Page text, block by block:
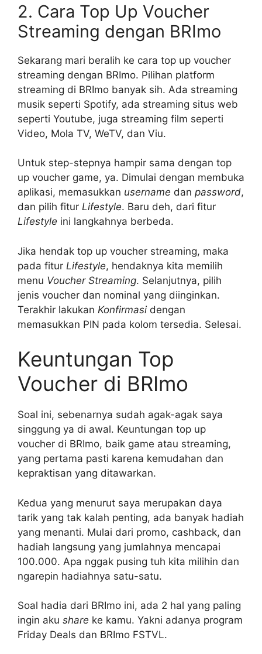
2. Cara Top Up Voucher
Streaming dengan BRImo
Sekarang mari beralih ke cara top up voucher
streaming dengan BRImo. Pilihan platform
streaming di BRImo banyak sih. Ada streaming
musik seperti Spotify, ada streaming situs web
seperti Youtube, juga streaming film seperti
Video, Mola TV, WeTV, dan Viu.
Untuk step-stepnya hampir sama dengan top
up voucher game, ya. Dimulai dengan membuka
aplikasi, memasukkan username dan password,
dan pilih fitur Lifestyle. Baru deh, dari fitur
Lifestyle ini langkahnya berbeda.
Jika hendak top up voucher streaming, maka
pada fitur Lifestyle, hendaknya kita memilih
menu Voucher Streaming. Selanjutnya, pilih
jenis voucher dan nominal yang diinginkan.
Terakhir lakukan Konfirmasi dengan
memasukkan PIN pada kolom tersedia. Selesai.
Keuntungan Top
Voucher di BRImo
Soal ini, sebenarnya sudah agak-agak saya
singgung ya di awal. Keuntungan top up
voucher di BRImo, baik game atau streaming,
yang pertama pasti karena kemudahan dan
kepraktisan yang ditawarkan.
Kedua yang menurut saya merupakan daya
tarik yang tak kalah penting, ada banyak hadiah
yang menanti. Mulai dari promo, cashback, dan
hadiah langsung yang jumlahnya mencapai
100.000. Apa nggak pusing tuh kita milihin dan
ngarepin hadiahnya satu-satu.
Soal hadia dari BRImo ini, ada 2 hal yang paling
ingin aku share ke kamu. Yakni adanya program
Friday Deals dan BRImo FSTVL.